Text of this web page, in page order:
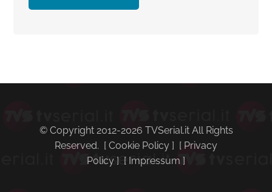
primaria
© Copyright 2012-2026 TVSerial.it All Rights
Reserved. [ Cookie Policy ] [ Privacy
Policy ] [ Impressum ]